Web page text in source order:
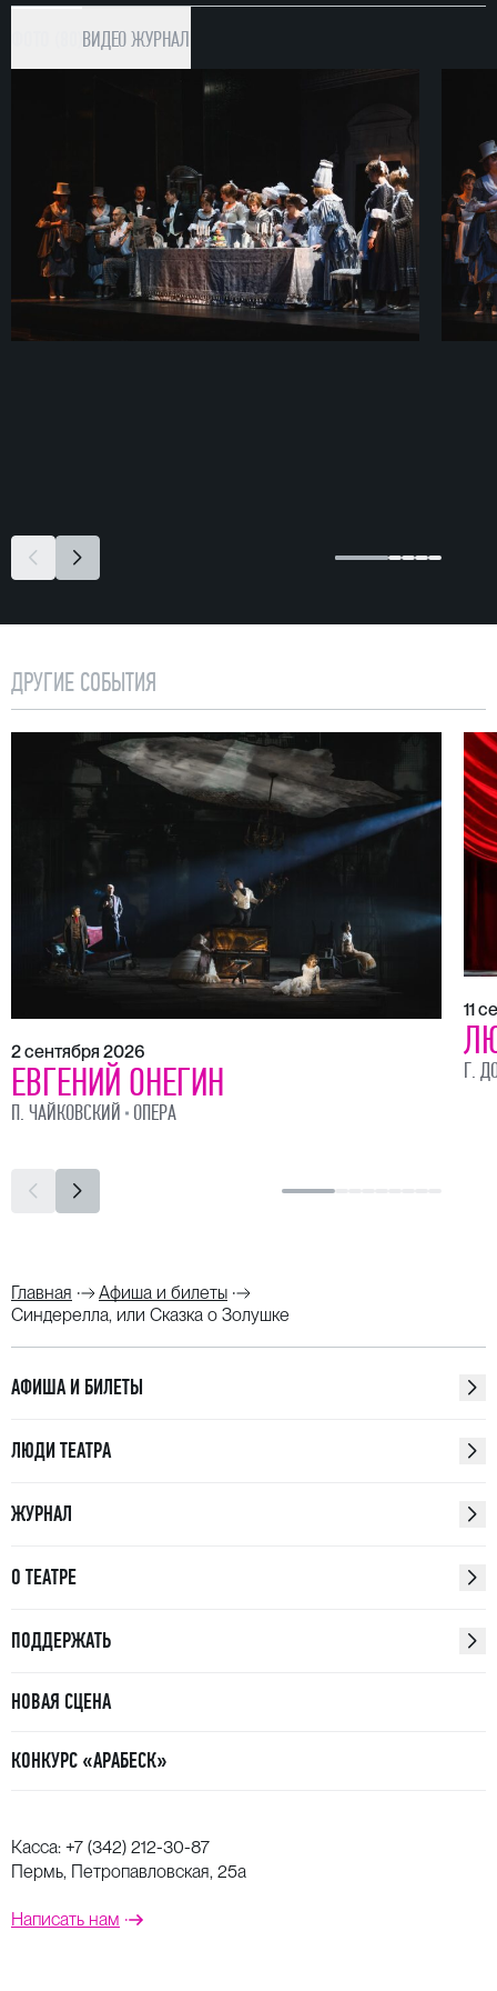
ВИДЕОЖУРНАЛ
ДРУГИЕ СОБЫТИЯ
2 сентября 2026
ЕВГЕНИЙ ОНЕГИН
П. ЧАЙКОВСКИЙ ОПЕРА
11
Г.
Главная
Афиша и билеты
Синдерелла, или Сказка о Золушке
АФИША И БИЛЕТЫ
ЛЮДИ ТЕАТРА
ЖУРНАЛ
О ТЕАТРЕ
ПОДДЕРЖАТЬ
НОВАЯ СЦЕНА
КОНКУРС «АРАБЕСК»
Касса: +7 (342) 212-30-87
Пермь, Петропавловская, 25а
Написать нам